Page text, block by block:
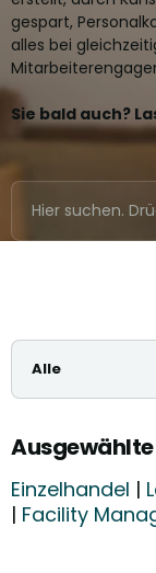
gespart,
alles bei
Sie bald auch?
Einzelhandel |
| Facility